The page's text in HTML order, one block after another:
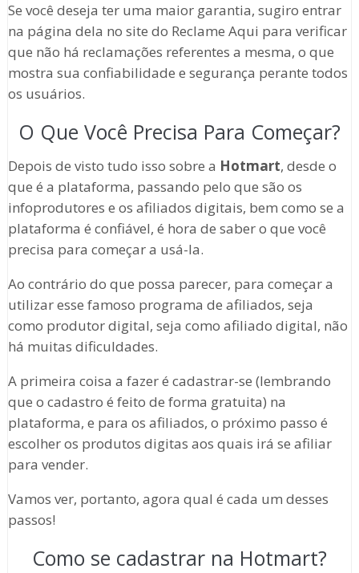
Se você deseja ter uma maior garantia, sugiro entrar
na página dela no site do Reclame Aqui para verificar
que não há reclamações referentes a mesma, o que
mostra sua confiabilidade e segurança perante todos
os usuários.
O Que Você Precisa Para Começar?
Depois de visto tudo isso sobre a Hotmart, desde o
que é a plataforma, passando pelo que são os
infoprodutores e os afiliados digitais, bem como se a
plataforma é confiável, é hora de saber o que você
precisa para começar a usá-la.
Ao contrário do que possa parecer, para começar a
utilizar esse famoso programa de afiliados, seja
como produtor digital, seja como afiliado digital, não
há muitas dificuldades.
A primeira coisa a fazer é cadastrar-se (lembrando
que o cadastro é feito de forma gratuita) na
plataforma, e para os afiliados, o próximo passo é
escolher os produtos digitas aos quais irá se afiliar
para vender.
Vamos ver, portanto, agora qual é cada um desses
passos!
Como se cadastrar na Hotmart?